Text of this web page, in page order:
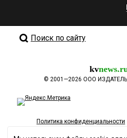
Поиск по сайту
kv
© 2001—2026 ООО
Политика конфиденциальности